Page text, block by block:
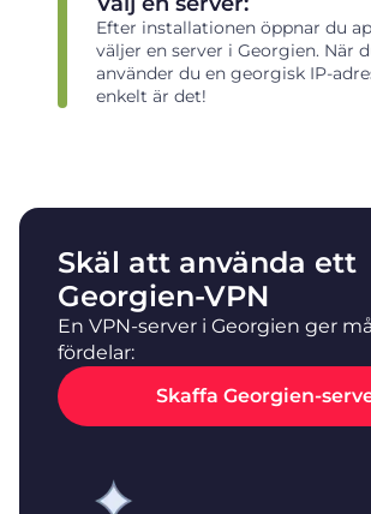
Efter installationen öppnar du
väljer en server i Georgien. När
använder du en georgisk IP-
enkelt är det!
Skäl att använda ett
Georgien-VPN
En VPN-server i Georgien ger
fördelar:
Skaffa Georgien-